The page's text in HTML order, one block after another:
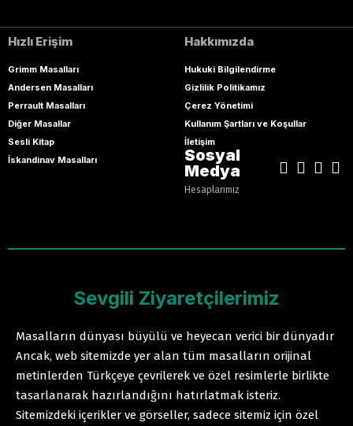
Hızlı Erişim
Grimm Masalları
Andersen Masalları
Perrault Masalları
Diğer Masallar
Sesli Kitap
İskandinav Masalları
Hakkımızda
Hukuki Bilgilendirme
Gizlilik Politikamız
Çerez Yönetimi
Kullanım Şartları ve Koşullar
İletişim
Sosyal
Medya
Hesaplarımız
Sevgili Ziyaretçilerimiz
Masalların dünyası büyülü ve heyecan verici bir dünyadır
Ancak, web sitemizde yer alan tüm masalların orijinal
metinlerden Türkçeye çevrilerek ve özel resimlerle birlikte
tasarlanarak hazırlandığını hatırlatmak isteriz.
Sitemizdeki içerikler ve görseller, sadece sitemiz için özel